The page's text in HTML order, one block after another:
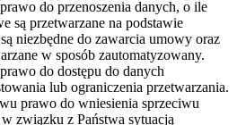
do przenoszenia danych, o ile
są przetwarzane na podstawie
niezbędne do zawarcia umowy oraz
w sposób zautomatyzowany.
do dostępu do danych
lub ograniczenia przetwarzania.
prawo do wniesienia sprzeciwu
związku z Państwa sytuacją